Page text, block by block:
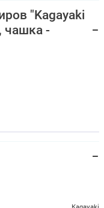
"Kagayaki
чашка -